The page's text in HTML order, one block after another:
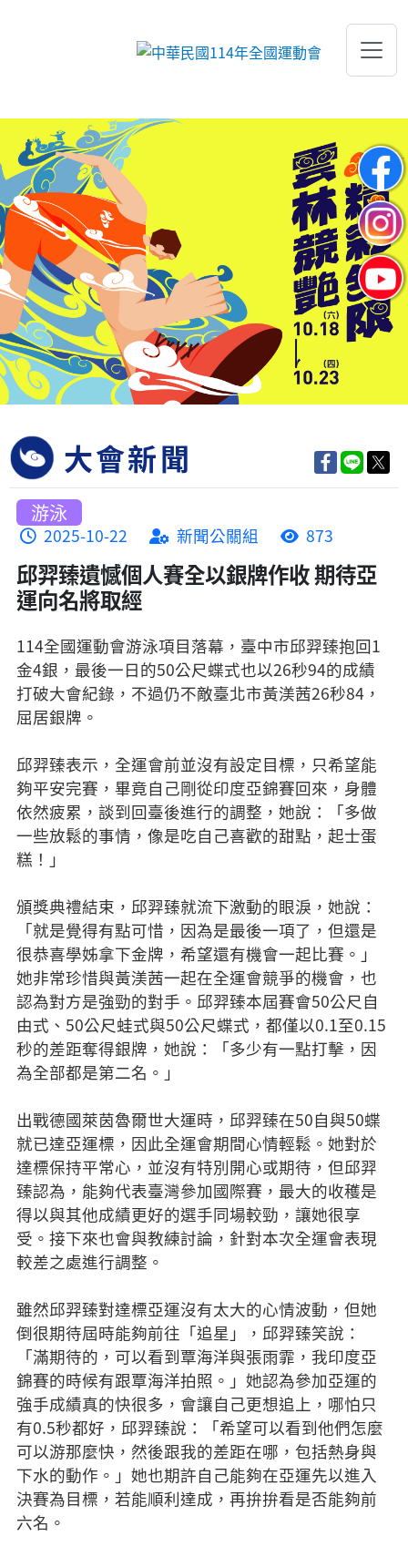
跳到主要內容
大會新聞
游泳
2025-10-22 新聞公關組 873
邱羿臻遺憾個人賽全以銀牌作收 期待亞
運向名將取經
114全國運動會游泳項目落幕，臺中市邱羿臻抱回1
金4銀，最後一日的50公尺蝶式也以26秒94的成績
打破大會紀錄，不過仍不敵臺北市黃渼茜26秒84，
屈居銀牌。
邱羿臻表示，全運會前並沒有設定目標，只希望能
夠平安完賽，畢竟自己剛從印度亞錦賽回來，身體
依然疲累，談到回臺後進行的調整，她說：「多做
一些放鬆的事情，像是吃自己喜歡的甜點，起士蛋
糕！」
頒獎典禮結束，邱羿臻就流下激動的眼淚，她說：
「就是覺得有點可惜，因為是最後一項了，但還是
很恭喜學姊拿下金牌，希望還有機會一起比賽。」
她非常珍惜與黃渼茜一起在全運會競爭的機會，也
認為對方是強勁的對手。邱羿臻本屆賽會50公尺自
由式、50公尺蛙式與50公尺蝶式，都僅以0.1至0.15
秒的差距奪得銀牌，她說：「多少有一點打擊，因
為全部都是第二名。」
出戰德國萊茵魯爾世大運時，邱羿臻在50自與50蝶
就已達亞運標，因此全運會期間心情輕鬆。她對於
達標保持平常心，並沒有特別開心或期待，但邱羿
臻認為，能夠代表臺灣參加國際賽，最大的收穫是
得以與其他成績更好的選手同場較勁，讓她很享
受。接下來也會與教練討論，針對本次全運會表現
較差之處進行調整。
雖然邱羿臻對達標亞運沒有太大的心情波動，但她
倒很期待屆時能夠前往「追星」，邱羿臻笑說：
「滿期待的，可以看到覃海洋與張雨霏，我印度亞
錦賽的時候有跟覃海洋拍照。」她認為參加亞運的
強手成績真的快很多，會讓自己更想追上，哪怕只
有0.5秒都好，邱羿臻說：「希望可以看到他們怎麼
可以游那麼快，然後跟我的差距在哪，包括熱身與
下水的動作。」她也期許自己能夠在亞運先以進入
決賽為目標，若能順利達成，再拚拚看是否能夠前
六名。